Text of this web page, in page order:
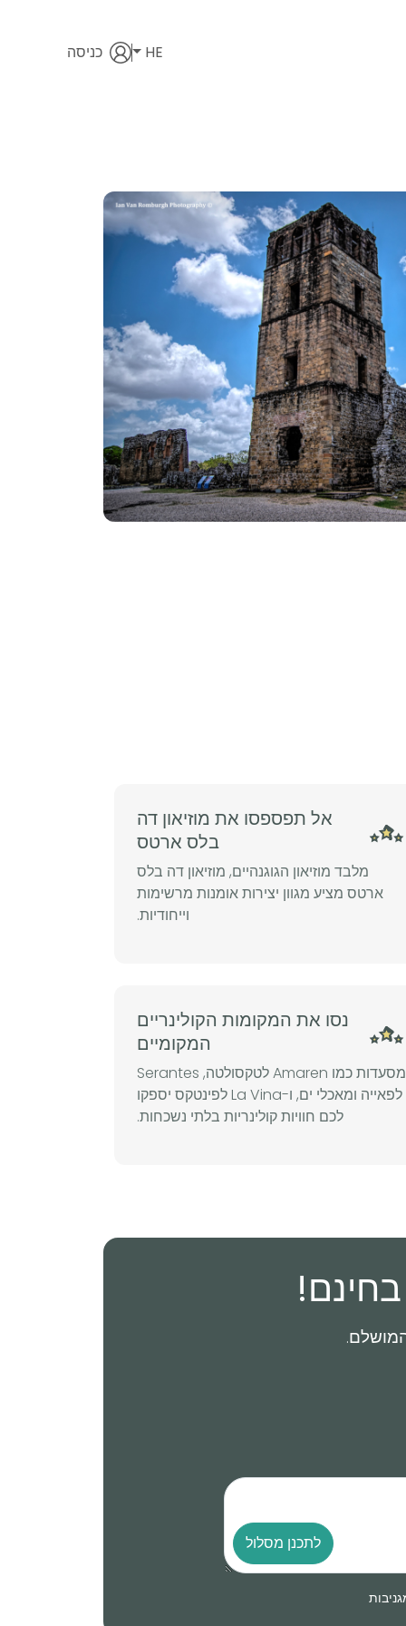
HE כניסה
אל תפספסו את מוזיאון דה
בלס ארטס
מלבד מוזיאון הגוגנהיים, מוזיאון דה בלס
ארטס מציע מגוון יצירות אומנות מרשימות
וייחודיות.
נסו את המקומות הקולינריים
המקומיים
מסעדות כמו Amaren לטקסולטה, Serantes
לפאייה ומאכלי ים, ו-La Vina לפינטקס יספקו
לכם חוויות קולינריות בלתי נשכחות.
לתכנן מסלול